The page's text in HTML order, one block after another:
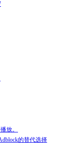
放。
的替代选择